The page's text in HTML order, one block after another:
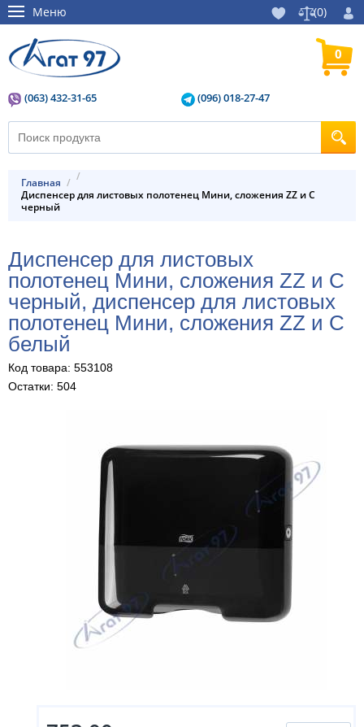
Меню (0)
(063) 432-31-65 (096) 018-27-47
0
Главная
Диспенсер для листовых полотенец Мини, сложения ZZ и C
черный
Диспенсер для листовых
полотенец Мини, сложения ZZ и C
черный, диспенсер для листовых
полотенец Мини, сложения ZZ и C
белый
Код товара: 553108
Остатки: 504